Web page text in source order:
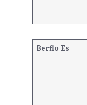
Berflo Es